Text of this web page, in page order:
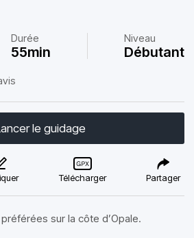
Durée
55min
Niveau
Débutant
le guidage
Télécharger Partager
sur la côte d’Opale.